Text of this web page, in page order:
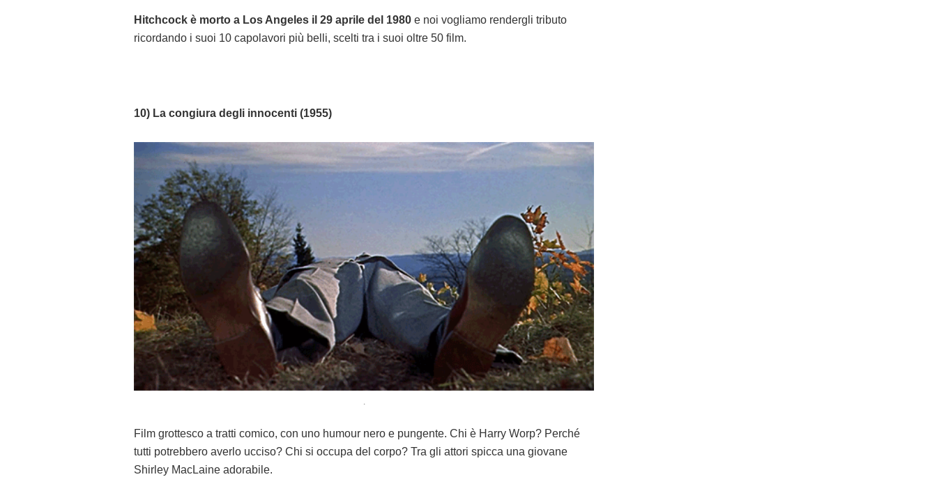
Hitchcock è morto a Los Angeles il 29 aprile del 1980 e noi vogliamo rendergli tributo
ricordando i suoi 10 capolavori più belli, scelti tra i suoi oltre 50 film.
10) La congiura degli innocenti (1955)
.
Film grottesco a tratti comico, con uno humour nero e pungente. Chi è Harry Worp? Perché
tutti potrebbero averlo ucciso? Chi si occupa del corpo? Tra gli attori spicca una giovane
Shirley MacLaine adorabile.